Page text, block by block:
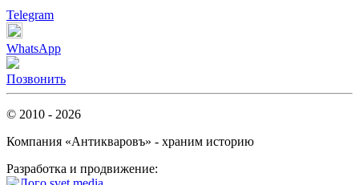
Telegram
WhatsApp
Позвонить
© 2010 - 2026
Компания «Антикваровъ» - храним историю
Разработка и продвижение: